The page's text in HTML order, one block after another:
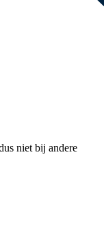
niet bij andere